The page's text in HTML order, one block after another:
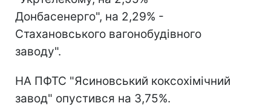
Донбасенерго", на 2,29% -
Стахановського вагонобудівного
заводу".
НА ПФТС "Ясиновський коксохімічний
завод" опустився на 3,75%.